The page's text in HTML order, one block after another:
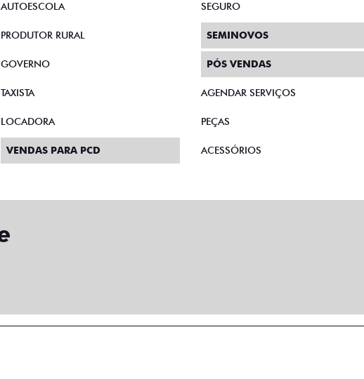
AUTOESCOLA
PRODUTOR RURAL
GOVERNO
TAXISTA
LOCADORA
VENDAS PARA PCD
SEGURO
SEMINOVOS
PÓS VENDAS
AGENDAR SERVIÇOS
PEÇAS
ACESSÓRIOS